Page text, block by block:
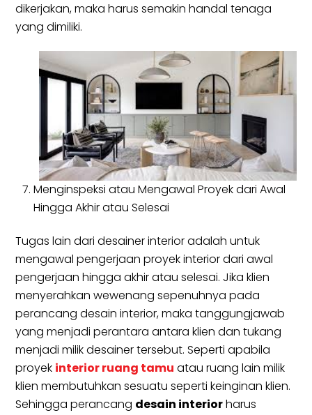
dikerjakan, maka harus semakin handal tenaga
yang dimiliki.
Menginspeksi atau Mengawal Proyek dari Awal
Hingga Akhir atau Selesai
Tugas lain dari desainer interior adalah untuk
mengawal pengerjaan proyek interior dari awal
pengerjaan hingga akhir atau selesai. Jika klien
menyerahkan wewenang sepenuhnya pada
perancang desain interior, maka tanggungjawab
yang menjadi perantara antara klien dan tukang
menjadi milik desainer tersebut. Seperti apabila
proyek interior ruang tamu atau ruang lain milik
klien membutuhkan sesuatu seperti keinginan klien.
Sehingga perancang desain interiorharus